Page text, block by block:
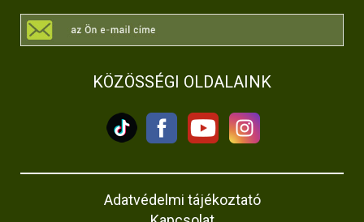
KÖZÖSSÉGI OLDALAINK
Adatvédelmi tájékoztató